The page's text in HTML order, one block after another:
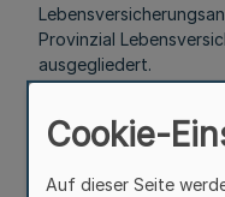
Provinzial
ausgegliedert.
Westfälische
Aktiengesellschaft.
Cookie-
Auf dieser Seite